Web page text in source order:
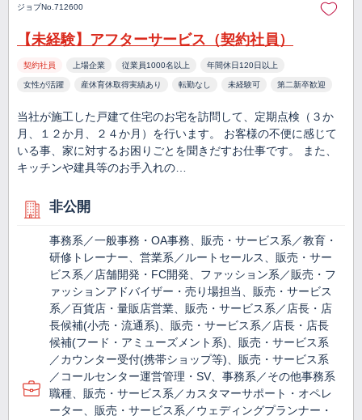
ジョブNo.712600
【未経験】アフターサービス（契約社員）
契約社員 上場企業 従業員1000名以上 年間休日120日以上
女性が活躍 産休育休取得実績あり 転勤なし 未経験可 第二新卒歓迎
当社が施工した戸建て住宅のお宅を訪問して、定期点検（３か
月、１２か月、２４か月）を行います。 お客様の不便に感じて
いる事、家に対するお困りごとを聞きだすお仕事です。 また、
キッチンや建具等のお手入れの…
非公開
事務系／一般事務・OA事務、販売・サービス系／教育・
研修トレーナー、営業系／ルートセールス、販売・サー
ビス系／店舗開発・FC開発、ファッション系／販売・フ
ァッションアドバイザー・売り場担当、販売・サービス
系／百貨店・量販店営業、販売・サービス系／店長・店
長候補(小売・流通系)、販売・サービス系／店長・店長
候補(フード・アミューズメント系)、販売・サービス系
／カウンター受付(携帯ショップ等)、販売・サービス系
／コールセンター運営管理・SV、事務系／その他事務系
職種、販売・サービス系／カスタマーサポート・オペレ
ーター、販売・サービス系／ウェディングプランナー・